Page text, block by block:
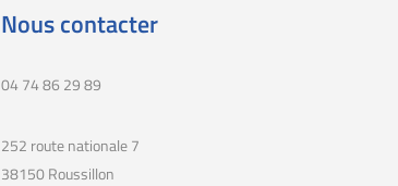
Nous contacter
04 74 86 29 89
252 route nationale 7
38150 Roussillon